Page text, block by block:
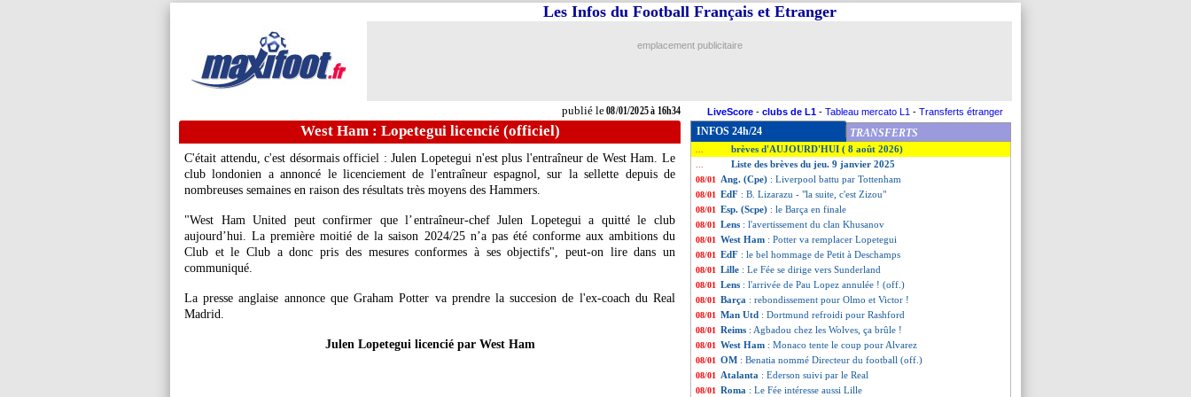
publié le08/01/2025 à 16h34
Les Infos du Football Français et Etranger
emplacement publicitaire
LiveScore - clubs de L1 - Tableau mercato L1 - Transferts étranger
West Ham : Lopetegui licencié (officiel)
C'était attendu, c'est désormais officiel : Julen Lopetegui n'est plus l'entraîneur de West Ham. Le
club londonien a annoncé le licenciement de l'entraîneur espagnol, sur la sellette depuis de
nombreuses semaines en raison des résultats très moyens des Hammers.
"West Ham United peut confirmer que l’entraîneur-chef Julen Lopetegui a quitté le club
aujourd’hui. La première moitié de la saison 2024/25 n’a pas été conforme aux ambitions du
Club et le Club a donc pris des mesures conformes à ses objectifs", peut-on lire dans un
communiqué.
La presse anglaise annonce que Graham Potter va prendre la succesion de l'ex-coach du Real
Madrid.
Julen Lopetegui licencié par West Ham
INFOS 24h/24 TRANSFERTS
brèves d'AUJOURD'HUI ( 8 août 2026)
Liste des brèves du jeu. 9 janvier 2025
08/01 Ang. (Cpe) : Liverpool battu par Tottenham
08/01 EdF : B. Lizarazu - "la suite, c'est Zizou"
08/01 Esp. (Scpe) : le Barça en finale
08/01 Lens : l'avertissement du clan Khusanov
08/01 West Ham : Potter va remplacer Lopetegui
08/01 EdF : le bel hommage de Petit à Deschamps
08/01 Lille : Le Fée se dirige vers Sunderland
08/01 Lens : l'arrivée de Pau Lopez annulée ! (off.)
08/01 Barça : rebondissement pour Olmo et Victor !
08/01 Man Utd : Dortmund refroidi pour Rashford
08/01 Reims : Agbadou chez les Wolves, ça brûle !
08/01 West Ham : Monaco tente le coup pour Alvarez
08/01 OM : Benatia nommé Directeur du football (off.)
08/01 Atalanta : Ederson suivi par le Real
08/01 Roma : Le Fée intéresse aussi Lille